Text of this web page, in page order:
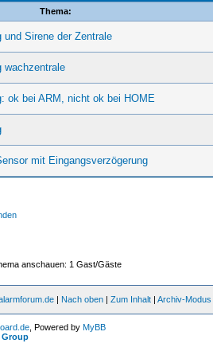
Thema:
und Sirene der Zentrale
wachzentrale
ok bei ARM, nicht ok bei HOME
mit Eingangsverzögerung
anschauen: 1 Gast/Gäste
| Nach oben |Zum Inhalt |Archiv-Modus
, Powered byMyBB
Group